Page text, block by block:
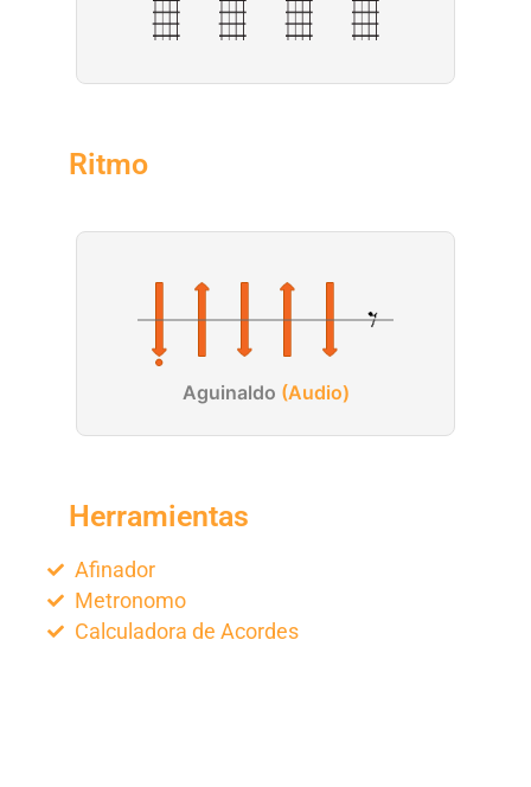
Ritmo
Aguinaldo (Audio)
Herramientas
Afinador
Metronomo
Calculadora de Acordes